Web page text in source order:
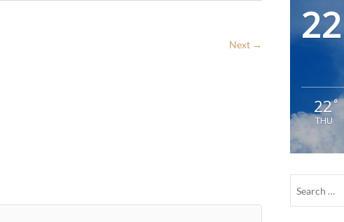
Next → 22
22°
THU